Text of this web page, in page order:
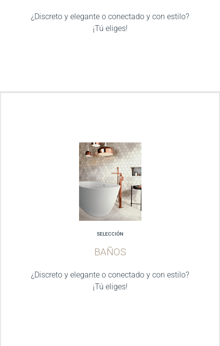
¿Discreto y elegante o conectado y con estilo?
¡Tú eliges!
SELECCIÓN
BAÑOS
¿Discreto y elegante o conectado y con estilo?
¡Tú eliges!